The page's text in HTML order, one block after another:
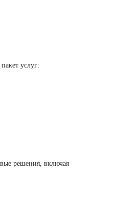
услуг:
решения, включая